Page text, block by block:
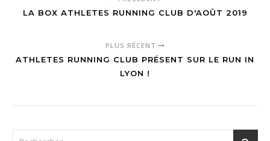
LA BOX ATHLETES RUNNING CLUB D'AOÛT 2019
PLUS RÉCENT
ATHLETES RUNNING CLUB PRÉSENT SUR LE RUN IN
LYON !